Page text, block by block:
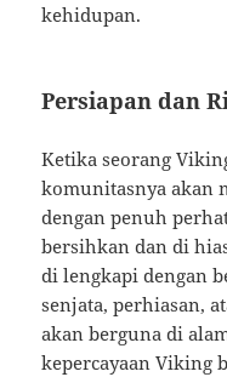
kehidupan.
Persiapan dan
Ketika seorang
komunitasnya akan
dengan penuh
bersihkan dan di
di lengkapi dengan
senjata, perhiasan,
akan berguna di
kepercayaan Viking